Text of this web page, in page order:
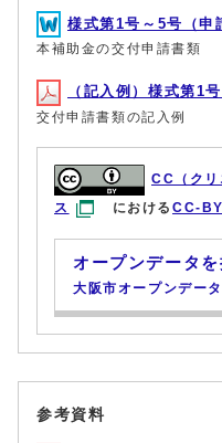
様式第1号～5号（
本補助金の交付申請書類
（記入例）様式第1
交付申請書類の記入例
CC（クリ
ス
におけるCC-
オープンデータを
大阪市オープンデー
参考資料